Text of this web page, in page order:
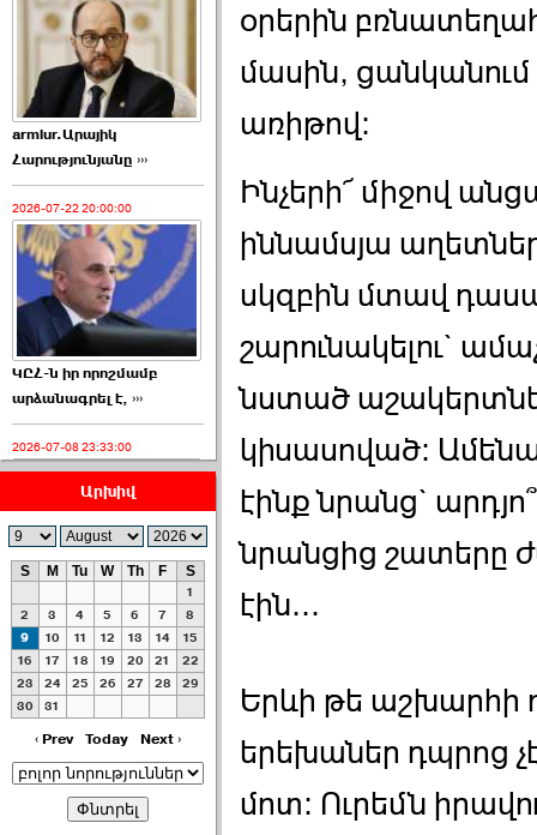
armlur.Արայիկ
Հարությունյանը ›››
2026-07-22 20:00:00
ԿԸՀ-ն իր որոշմամբ
արձանագրել է, ›››
2026-07-08 23:33:00
ՀԱՅԱՊԱՀՊԱՆՈՒԹԻՒՆ՝
ՀԱՒԱՏՔԻ ԵՒ
ԿՐԹՈՒԹԵԱՆ
ՃԱՆԱՊԱՐՀՈՎ ›››
2026-07-06 06:50:00
Արխիվ
S M Tu W Th F S
1
2
3 4 5 6 7
8
9
10 11 12 13 14
15
16
17 18 19 20 21
22
23
24 25 26 27 28
29
30
31
‹ Prev Today Next ›
օրերին
մասին, ցանկանում
առիթով։
Ինչերի՜ միջով
իննամսյա
սկզբին մտավ
շարունակելու`
նստած
կիսասոված։
էինք նրանց`
նրանցից շատերը
էին...
Երևի թե աշխարհի
երեխաներ դպրոց
մոտ։ Ուրեմն